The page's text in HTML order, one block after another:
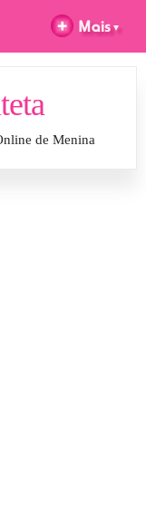
de Menina